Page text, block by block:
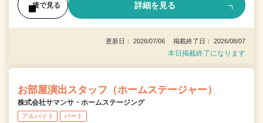
後で見る 詳細を見る
更新日： 2026/07/06 掲載終了日： 2026/08/07
本日掲載終了になります
お部屋演出スタッフ（ホームステージャー）
株式会社サマンサ・ホームステージング
アルバイト パート